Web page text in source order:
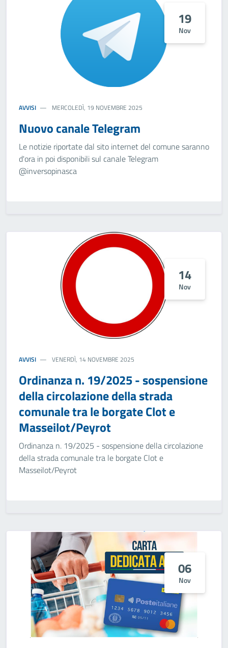
19
Nov
AVVISI MERCOLEDÌ, 19 NOVEMBRE 2025
Nuovo canale Telegram
Le notizie riportate dal sito internet del comune saranno
d'ora in poi disponibili sul canale Telegram
@inversopinasca
14
Nov
AVVISI VENERDÌ, 14 NOVEMBRE 2025
Ordinanza n. 19/2025 - sospensione
della circolazione della strada
comunale tra le borgate Clot e
Masseilot/Peyrot
Ordinanza n. 19/2025 - sospensione della circolazione
della strada comunale tra le borgate Clot e
Masseilot/Peyrot
06
Nov